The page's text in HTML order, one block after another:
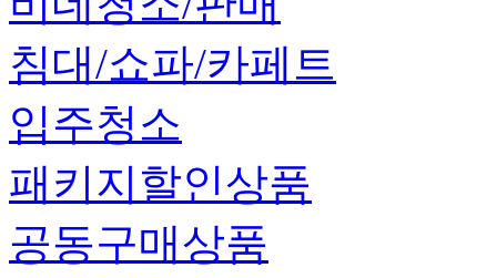
침대/쇼파/카페트
입주청소
패키지할인상품
공동구매상품